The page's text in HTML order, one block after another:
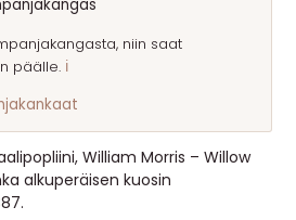
niin saat
päälle. ℹ️
William Morris – Willow
alkuperäisen kuosin